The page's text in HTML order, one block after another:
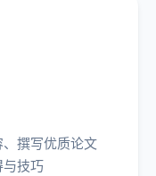
撰写优质论文
与技巧